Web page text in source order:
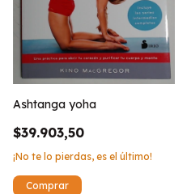
Ashtanga yoha
$39.903,50
¡No te lo pierdas, es el último!